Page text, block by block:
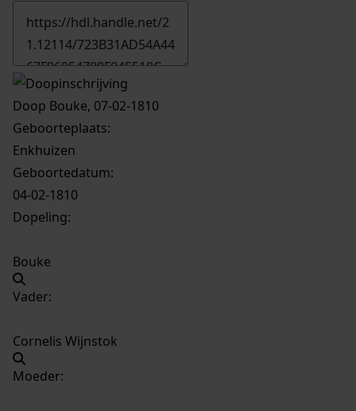
Doop Bouke, 07-02-1810
Geboorteplaats:
Enkhuizen
Geboortedatum:
04-02-1810
Dopeling:
Bouke
Vader:
Cornelis Wijnstok
Moeder: